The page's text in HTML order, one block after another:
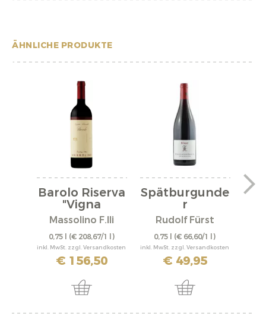
ÄHNLICHE PRODUKTE
Barolo Riserva
"Vigna
Rionda"...
Massolino F.lli
0,75 l (€ 208,67/1 l)
inkl. MwSt. zzgl. Versandkosten
€ 156,50
Spätburgunde
r
"Bürgstadter...
Rudolf Fürst
0,75 l (€ 66,60/1 l)
inkl. MwSt. zzgl. Versandkosten
€ 49,95